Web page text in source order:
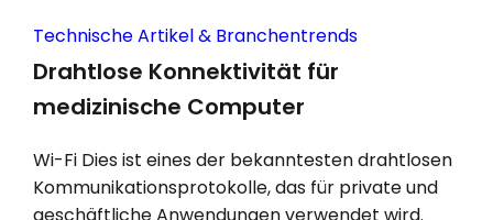
Technische Artikel & Branchentrends
Drahtlose Konnektivität für
medizinische Computer
Wi-Fi Dies ist eines der bekanntesten drahtlosen
Kommunikationsprotokolle, das für private und